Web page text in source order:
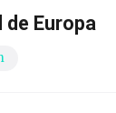
Europa